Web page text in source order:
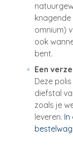
knagende
omnium)
ook
bent.
Een
Deze
diefstal
zoals je
leveren. In